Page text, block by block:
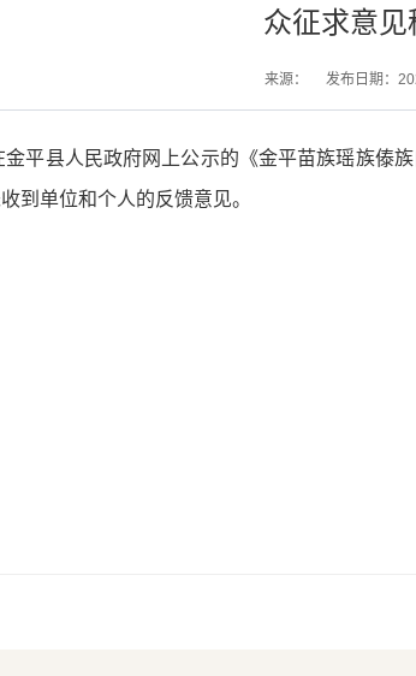
众征求意
来源： 发布日期：
金平县人民政府网上公示的《金平苗族瑶族傣
到单位和个人的反馈意见。